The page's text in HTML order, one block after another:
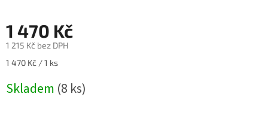
1 470 Kč
1 215 Kč bez DPH
Měrná
1 470 Kč / 1 ks
Skladem (8 ks)